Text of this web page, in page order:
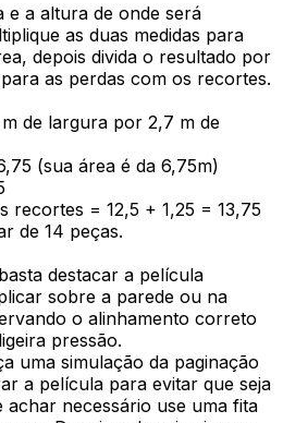
e a altura de onde será
as duas medidas para
depois divida o resultado por
as perdas com os recortes.
de largura por 2,7 m de
(sua área é da 6,75m)
recortes = 12,5 + 1,25 = 13,75
de 14 peças.
destacar a película
sobre a parede ou na
o alinhamento correto
pressão.
uma simulação da paginação
a película para evitar que seja
necessário use uma fita